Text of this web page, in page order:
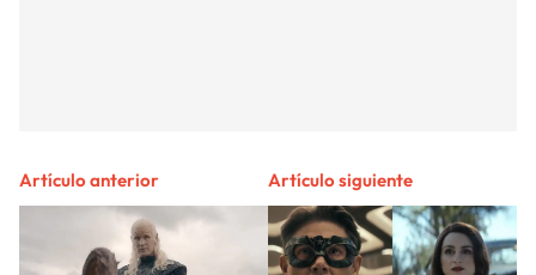
Artículo anterior Artículo siguiente